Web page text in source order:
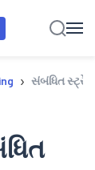
› સંબંધિત